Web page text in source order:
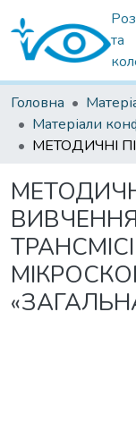
та
Головна